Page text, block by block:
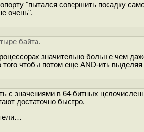
"пытался совершить посадку
очень".
байта.
значительно больше чем
тогo чтобы потом еще AND-ить
с значениями в 64-битных
достаточно быстро.